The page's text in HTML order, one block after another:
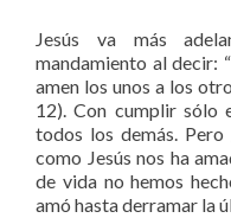
Jesús va más
mandamiento al decir:
amen los unos a los
12). Con cumplir sólo
todos los demás. Pero
como Jesús nos ha
de vida no hemos
amó hasta derramar la